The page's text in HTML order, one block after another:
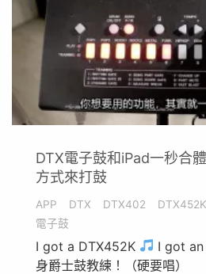
DTX電子鼓和iPad一秒合
方式來打鼓
APP DTX DTX402 DTX452K
電子鼓
I got a DTX452K I got an
身爵士鼓教練！（硬要唱）